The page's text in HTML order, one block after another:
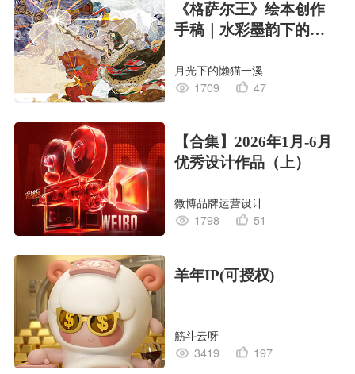
《格萨尔王》绘本创作
手稿｜水彩墨韵下的史
月光下的懒猫一溪
1709
47
【合集】2026年1月-6月
优秀设计作品（上）
微博品牌运营设计
1798
51
羊年IP(可授权)
筋斗云呀
3419
197